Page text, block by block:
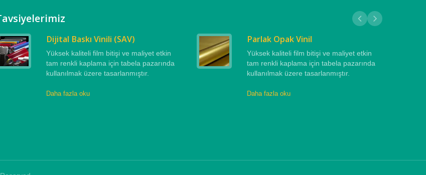
Dijital Baskı Vinili (SAV)
Yüksek kaliteli film bitişi ve maliyet etkin
tam renkli kaplama için tabela pazarında
kullanılmak üzere tasarlanmıştır.
Daha fazla oku
Parlak Opak Vinil
Yüksek kaliteli film bitişi ve maliyet etkin
tam renkli kaplama için tabela pazarında
kullanılmak üzere tasarlanmıştır.
Daha fazla oku